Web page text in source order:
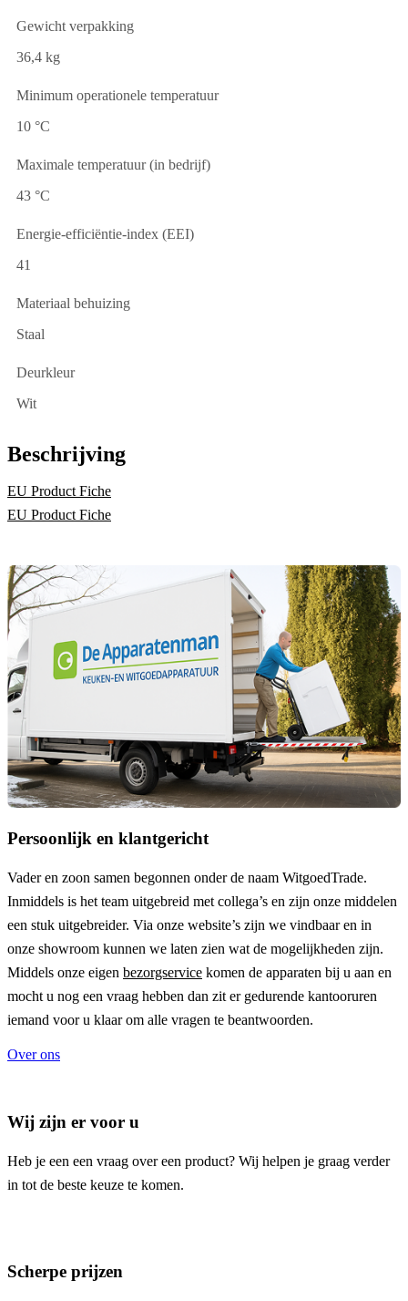
Gewicht verpakking
36,4 kg
Minimum operationele temperatuur
10 °C
Maximale temperatuur (in bedrijf)
43 °C
Energie-efficiëntie-index (EEI)
41
Materiaal behuizing
Staal
Deurkleur
Wit
Beschrijving
EU Product Fiche
EU Product Fiche
Persoonlijk en klantgericht
Vader en zoon samen begonnen onder de naam WitgoedTrade.
Inmiddels is het team uitgebreid met collega’s en zijn onze middelen
een stuk uitgebreider. Via onze website’s zijn we vindbaar en in
onze showroom kunnen we laten zien wat de mogelijkheden zijn.
Middels onze eigen bezorgservice komen de apparaten bij u aan en
mocht u nog een vraag hebben dan zit er gedurende kantooruren
iemand voor u klaar om alle vragen te beantwoorden.
Over ons
Wij zijn er voor u
Heb je een een vraag over een product? Wij helpen je graag verder
in tot de beste keuze te komen.
Scherpe prijzen